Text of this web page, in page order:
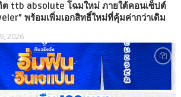
ต ttb absolute โฉมใหม่ ภายใต้คอนเซ็ปต์
พร้อมเพิ่มเอกสิทธิ์ใหม่ที่คุ้มค่ากว่าเดิม
2026